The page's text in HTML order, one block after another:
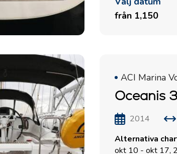
från 1,150
ACI Marina
Oceanis
2014
Alternativa
okt 10 - okt 17,